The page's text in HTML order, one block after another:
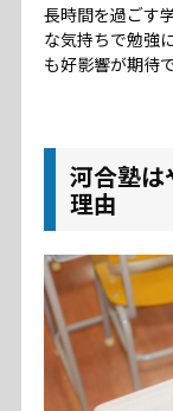
長時間を過ごす
な気持ちで勉強
も好影響が期待
河合塾は
理由